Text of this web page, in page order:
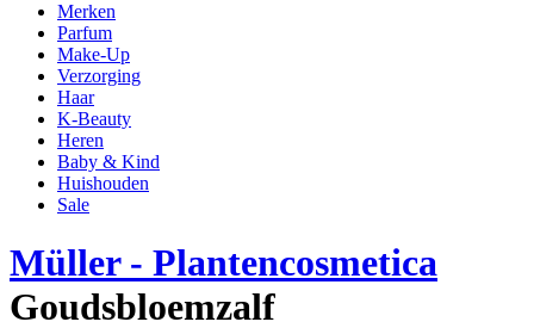
Merken
Parfum
Make-Up
Verzorging
Haar
K-Beauty
Heren
Baby & Kind
Huishouden
Sale
Müller - Plantencosmetica
Goudsbloemzalf